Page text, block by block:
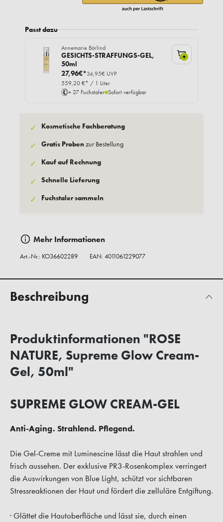
Passt dazu
Annemarie Börlind
GESICHTS-STRAFFUNGS-GEL,
50ml
27,96€*34,95€ UVP
559,20 €* / 1 Liter
+ 27 Fuchstaler Sofort verfügbar
+
✓ Kosmetische Fachberatung
✓ Gratis Probenzur Bestellung
✓ Kauf auf Rechnung
✓ Schnelle Lieferung
✓ Fuchstaler sammeln
Mehr Informationen
Art.-Nr.: KO36602289 EAN: 4011061229077
Beschreibung
Produktinformationen "ROSE
NATURE, Supreme Glow Cream-
Gel, 50ml"
SUPREME GLOW CREAM-GEL
Anti-Aging. Strahlend. Pflegend.
Die Gel-Creme mit Luminescine lässt die Haut strahlen und
frisch aussehen. Der exklusive PR3-Rosenkomplex verringert
die Auswirkungen von Blue Light, schützt vor sichtbaren
Stressreaktionen der Haut und fördert die zelluläre Entgiftung.
· Glättet die Hautoberfläche und lässt sie, durch einen